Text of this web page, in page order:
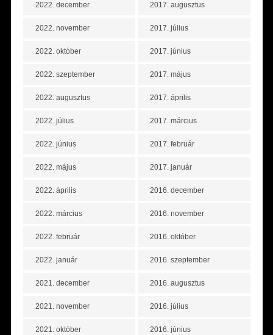
2022. december
2022. november
2022. október
2022. szeptember
2022. augusztus
2022. július
2022. június
2022. május
2022. április
2022. március
2022. február
2022. január
2021. december
2021. november
2021. október
2017. augusztus
2017. július
2017. június
2017. május
2017. április
2017. március
2017. február
2017. január
2016. december
2016. november
2016. október
2016. szeptember
2016. augusztus
2016. július
2016. június